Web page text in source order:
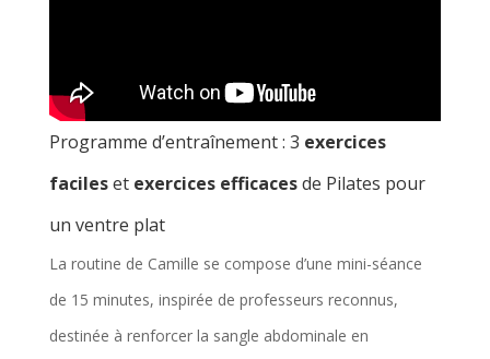
Programme d’entraînement : 3 exercices
facileset exercices efficacesde Pilates pour
un ventre plat
La routine de Camille se compose d’une mini-séance
de 15 minutes, inspirée de professeurs reconnus,
destinée à renforcer la sangle abdominale en